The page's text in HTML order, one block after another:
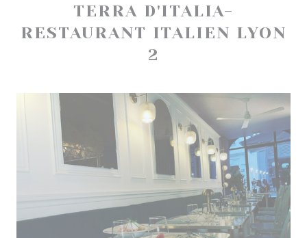
TERRA D'ITALIA-
RESTAURANT ITALIEN LYON
2